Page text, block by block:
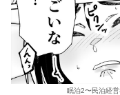
眠泊2〜民泊経